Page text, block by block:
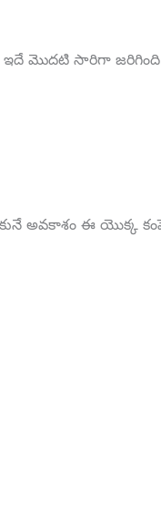
మొదటి సారిగా జరిగింది.
అవకాశం ఈ యొక్క